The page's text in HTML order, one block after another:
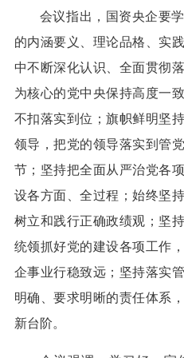
会议指出，国资央企要
的内涵要义、理论品格、实
中不断深化认识、全面贯彻
为核心的党中央保持高度一
不扣落实到位；旗帜鲜明坚
领导，把党的领导落实到管
节；坚持把全面从严治党各
设各方面、全过程；始终坚
树立和践行正确政绩观；坚
统领抓好党的建设各项工作
企事业行稳致远；坚持落实
明确、要求明晰的责任体系
新台阶。